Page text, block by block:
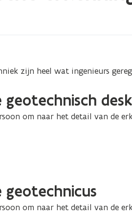
zijn heel wat ingenieurs
geotechnisch
om naar het detail van de
geotechnicus
om naar het detail van de